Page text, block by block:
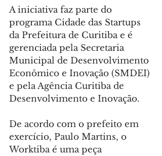
A iniciativa faz parte do
programa Cidade das Startups
da Prefeitura de Curitiba e é
gerenciada pela Secretaria
Municipal de Desenvolvimento
Econômico e Inovação (SMDEI)
e pela Agência Curitiba de
Desenvolvimento e Inovação.
De acordo com o prefeito em
exercício, Paulo Martins, o
Worktiba é uma peça